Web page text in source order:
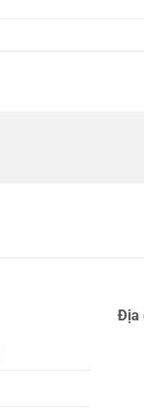
Địa